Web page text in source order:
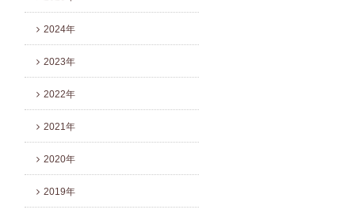
2024年
2023年
2022年
2021年
2020年
2019年